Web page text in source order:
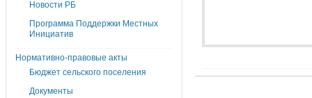
Новости РБ
Программа Поддержки Местных
Инициатив
Нормативно-правовые акты
Бюджет сельского поселения
Документы